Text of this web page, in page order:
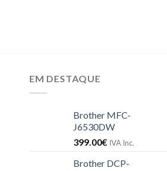
EM DESTAQUE
Brother MFC-
J6530DW
399.00€ IVA Inc.
Brother DCP-